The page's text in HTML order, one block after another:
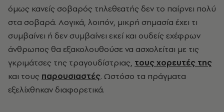
όμως κανείς σοβαρός τηλεθεατής δεν το παίρνει πολύ
στα σοβαρά. Λογικά, λοιπόν, μικρή σημασία έχει τι
συμβαίνει ή δεν συμβαίνει εκεί και ουδείς εχέφρων
άνθρωπος θα εξακολουθούσε να ασχολείται με τις
γκριμάτσες της τραγουδίστριας, τους χορευτές της
και τους παρουσιαστές. Ωστόσο τα πράγματα
εξελίχθηκαν διαφορετικά.